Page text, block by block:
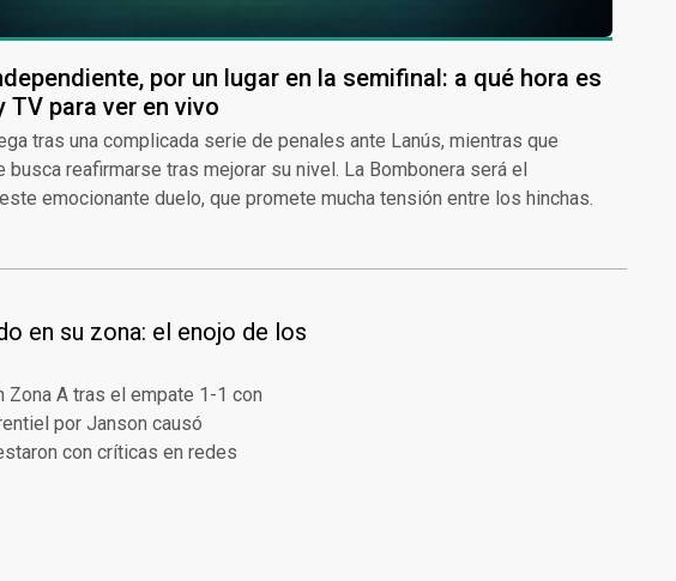
por un lugar en la semifinal: a qué hora es
TV para ver en vivo
tras una complicada serie de penales ante Lanús, mientras que
busca reafirmarse tras mejorar su nivel. La Bombonera será el
emocionante duelo, que promete mucha tensión entre los hinchas.
en su zona: el enojo de los
Zona A tras el empate 1-1 con
por Janson causó
con críticas en redes